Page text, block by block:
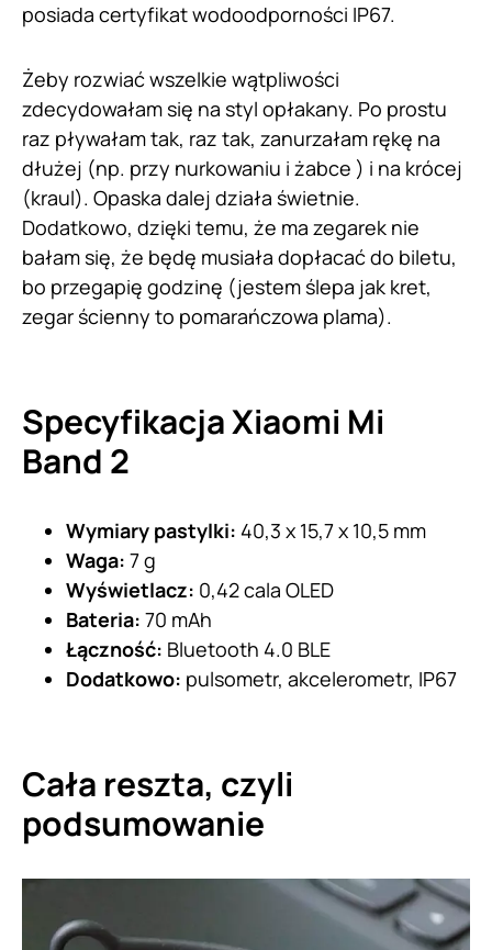
posiada certyfikat wodoodporności IP67.
Żeby rozwiać wszelkie wątpliwości
zdecydowałam się na styl opłakany. Po prostu
raz pływałam tak, raz tak, zanurzałam rękę na
dłużej (np. przy nurkowaniu i żabce ) i na krócej
(kraul). Opaska dalej działa świetnie.
Dodatkowo, dzięki temu, że ma zegarek nie
bałam się, że będę musiała dopłacać do biletu,
bo przegapię godzinę (jestem ślepa jak kret,
zegar ścienny to pomarańczowa plama).
Specyfikacja Xiaomi Mi
Band 2
Wymiary pastylki: 40,3 x 15,7 x 10,5 mm
Waga: 7 g
Wyświetlacz: 0,42 cala OLED
Bateria: 70 mAh
Łączność: Bluetooth 4.0 BLE
Dodatkowo: pulsometr, akcelerometr, IP67
Cała reszta, czyli
podsumowanie